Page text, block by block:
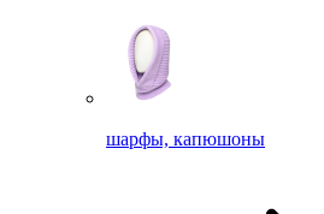
шарфы, капюшоны